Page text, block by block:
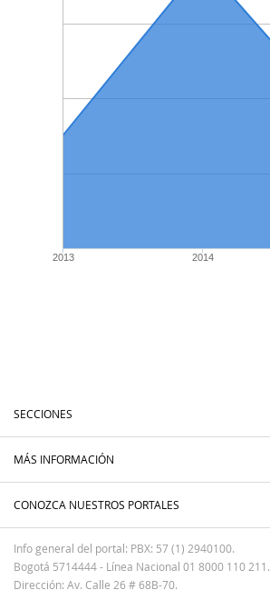
2013 2014
SECCIONES
MÁS INFORMACIÓN
CONOZCA NUESTROS PORTALES
Info general del portal: PBX: 57 (1) 2940100.
Bogotá 5714444 - Línea Nacional 01 8000 110 211.
Dirección: Av. Calle 26 # 68B-70.